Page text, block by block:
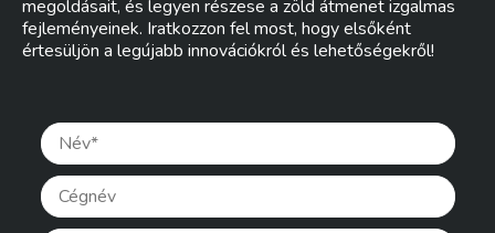
megoldásait, és legyen részese a zöld átmenet izgalmas
fejleményeinek. Iratkozzon fel most, hogy elsőként
értesüljön a legújabb innovációkról és lehetőségekről!